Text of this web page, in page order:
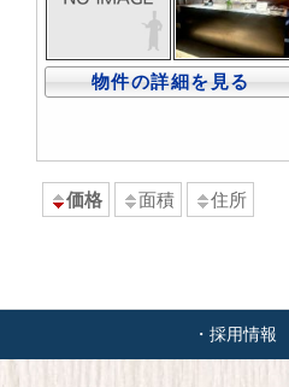
物件の詳細を見る
価格 面積 住所
・採用情報